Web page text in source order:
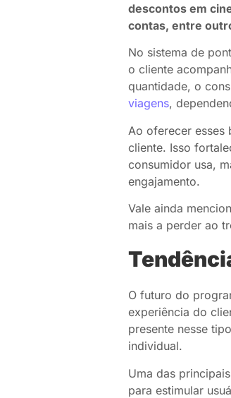
descontos em
contas, entre
No sistema de
o cliente
quantidade, o
viagens,
Ao oferecer esses
cliente. Isso
consumidor usa,
engajamento.
Vale ainda
mais a perder ao
O futuro do
experiência do
presente nesse
individual.
Uma das
para estimular